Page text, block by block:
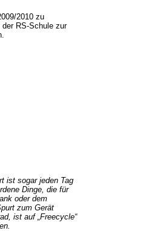
2010 zu
der RS-Schule zur
ist sogar jeden Tag
Dinge, die für
oder dem
zum Gerät
ist auf „Freecycle“